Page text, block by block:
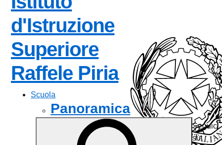
d'Istruzione
Superiore
Raffele Piria— Visita la
Scuola
Panoramica
Presentazione
Seguici
su: